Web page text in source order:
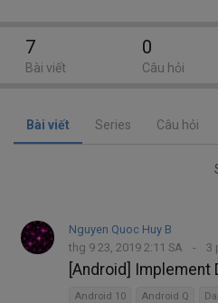
Bài viết Series Câu hỏi
Nguyen Quoc Huy B
thg 9 23, 2019 2:11 SA
3
[Android] Implement
Android 10 Android Q
7
Bài viết
0
Câu hỏi